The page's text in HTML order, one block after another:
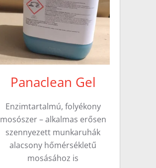
Panaclean Gel
Enzimtartalmú, folyékony
mosószer – alkalmas erősen
szennyezett munkaruhák
alacsony hőmérsékletű
mosásához is